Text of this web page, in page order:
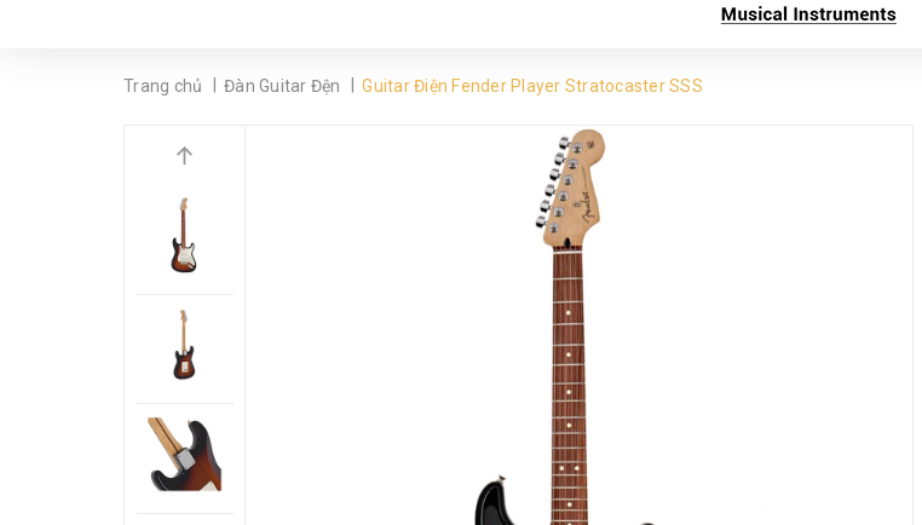
Trang chủ Đàn Guitar Đện Guitar Điện Fender Player Stratocaster SSS